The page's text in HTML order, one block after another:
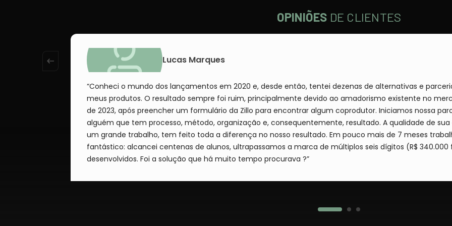
OPINIÕES DE CLIENTES
Lucas Marques
“Conheci o mundo dos lançamentos em 2020 e, desde então, tentei dezenas de alternativas e
meus produtos. O resultado sempre foi ruim, principalmente devido ao amadorismo existente no mercado. Conheci a Fernanda em
de 2023, após preencher um formulário da Zillo para encontrar algum coprodutor. Iniciamos nossa
alguém que tem processo, método, organização e, consequentemente, resultado. A qualidade de sua entrega, somada à vontade de realizar
um grande trabalho, tem feito toda a diferença no nosso resultado. Em pouco mais de 7 meses
fantástico: alcancei centenas de alunos, ultrapassamos a marca de múltiplos seis dígitos (R$
desenvolvidos. Foi a solução que há muito tempo procurava ?”